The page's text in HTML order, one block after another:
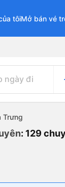
tôiMở bán vé
ngày đi
Trưng
: 129